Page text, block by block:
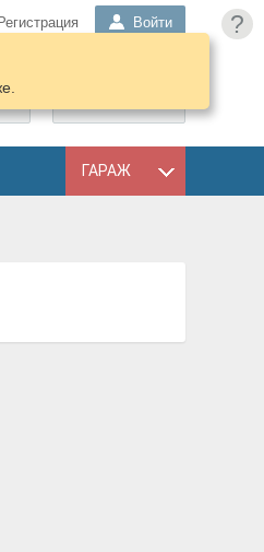
?
Регистрация Войти
ГАРАЖ